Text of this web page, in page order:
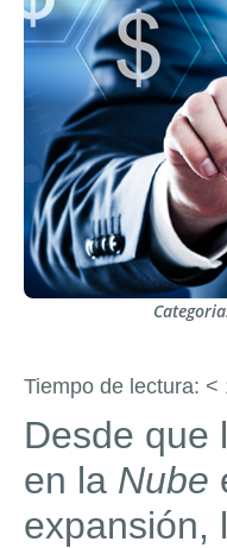
Tiempo de lectura: <
Desde que
en la Nube
expansión,